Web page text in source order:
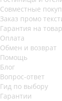
Совместные
Заказ промо
Гарантия на товар
Оплата
Обмен и возврат
Помощь
Блог
Вопрос-ответ
Гид по выбору
Гарантии